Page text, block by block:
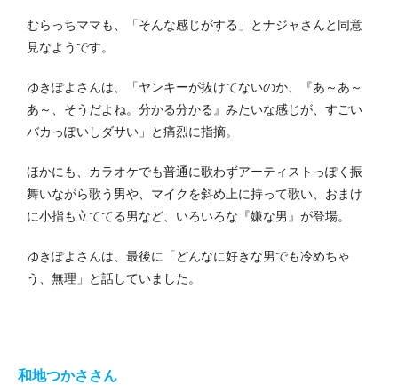
むらっちママも、「そんな感じがする」とナジャさんと同意
見なようです。
ゆきぽよさんは、「ヤンキーが抜けてないのか、『あ～あ～
あ～、そうだよね。分かる分かる』みたいな感じが、すごい
バカっぽいしダサい」と痛烈に指摘。
ほかにも、カラオケでも普通に歌わずアーティストっぽく振
舞いながら歌う男や、マイクを斜め上に持って歌い、おまけ
に小指も立ててる男など、いろいろな『嫌な男』が登場。
ゆきぽよさんは、最後に「どんなに好きな男でも冷めちゃ
う、無理」と話していました。
和地つかささん